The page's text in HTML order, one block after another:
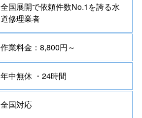
全国展開で依頼件数No.1を誇る水
道修理業者
作業料金：8,800円～
年中無休 ・24時間
全国対応